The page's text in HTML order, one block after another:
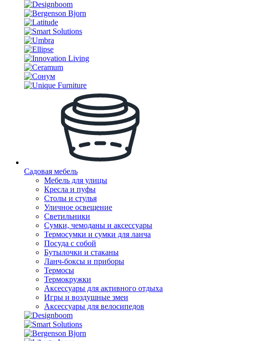
Садовая мебель
Мебель для улицы
Кресла и пуфы
Столы и стулья
Уличное освещение
Светильники
Сумки, чемоданы и аксессуары
Термосумки и сумки для ланча
Посуда с собой
Бутылочки и стаканы
Ланч-боксы и приборы
Термосы
Термокружки
Аксессуары для активного отдыха
Игры и воздушные змеи
Аксессуары для велосипедов